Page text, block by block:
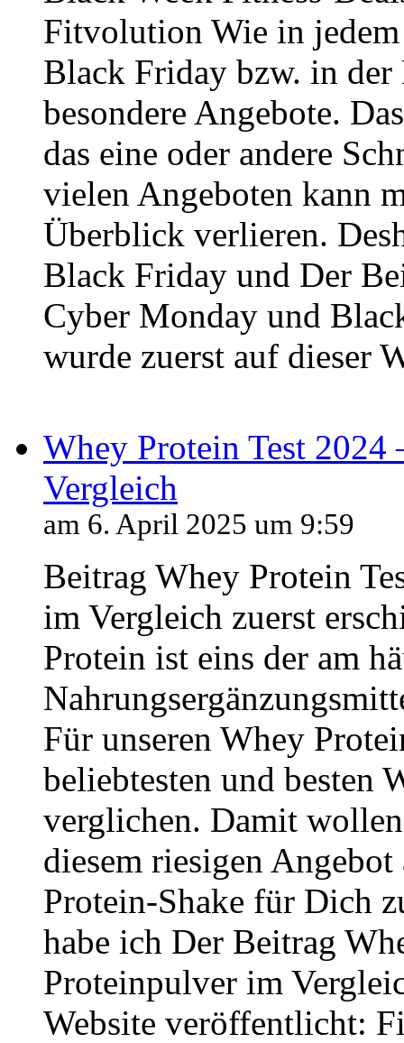
Fitvolution Wie in
Black Friday bzw. in
besondere Angebote.
das eine oder andere
vielen Angeboten kann
Überblick verlieren.
Black Friday und Der
Cyber Monday und
wurde zuerst auf dieser
Whey Protein Test
Vergleich
am 6. April 2025 um 9:59
Beitrag Whey Protein
im Vergleich zuerst
Protein ist eins der am
Für unseren Whey
beliebtesten und besten
verglichen. Damit
diesem riesigen
Protein-Shake für Dich
habe ich Der Beitrag
Proteinpulver im
Website veröffentlicht: